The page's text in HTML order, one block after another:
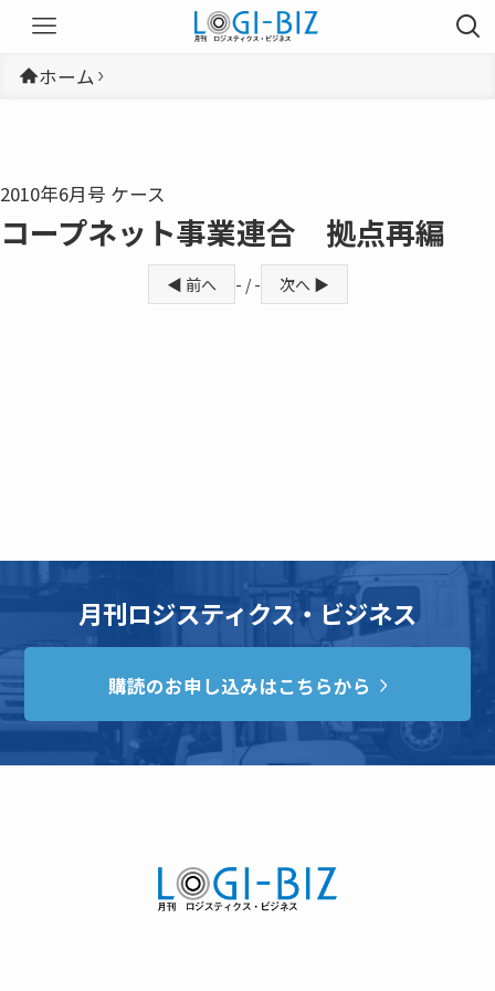
ホーム
2010年6月号 ケース
コープネット事業連合 拠点再編
◀ 前へ - / - 次へ ▶
月刊ロジスティクス・ビジネス
購読のお申し込みはこちらから